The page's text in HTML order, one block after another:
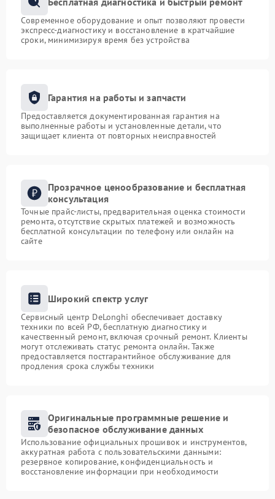
Современное оборудование и опыт позволяют провести
экспресс-диагностику и восстановление в кратчайшие
сроки, минимизируя время без устройства
Гарантия на работы и запчасти
Предоставляется документированная гарантия на
выполненные работы и установленные детали, что
защищает клиента от повторных неисправностей
Прозрачное ценообразование и бесплатная
консультация
Точные прайс-листы, предварительная оценка стоимости
ремонта, отсутствие скрытых платежей и возможность
бесплатной консультации по телефону или онлайн на
сайте
Широкий спектр услуг
Сервисный центр DeLonghi обеспечивает доставку
техники по всей РФ, бесплатную диагностику и
качественный ремонт, включая срочный ремонт. Клиенты
могут отслеживать статус ремонта онлайн. Также
предоставляется постгарантийное обслуживание для
продления срока службы техники
Оригинальные программные решение и
безопасное обслуживание данных
Использование официальных прошивок и инструментов,
аккуратная работа с пользовательскими данными:
резервное копирование, конфиденциальность и
восстановление информации при необходимости